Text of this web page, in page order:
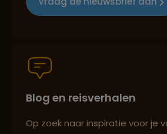
Persoonlijk en deskundig
Blog en reisverhalen
Op zoek naar inspiratie voor je